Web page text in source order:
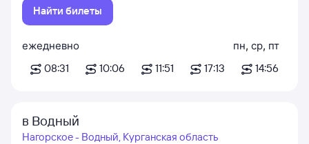
Найти билеты
ежедневно
08:31
10:06 11:51 17:13
пн, ср, пт
14:56
в Водный
Нагорское - Водный, Курганская область